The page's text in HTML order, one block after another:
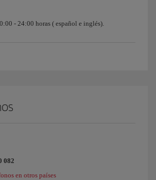
- 24:00 horas ( español e inglés).
082
en otros países